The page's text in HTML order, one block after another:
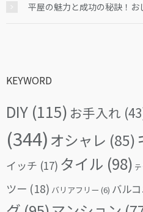
平屋の魅力と成功の秘訣！
KEYWORD
DIY (115) お手入れ
(344) オシャレ (85)
イッチ (17) タイル (98)
ツー (18) バリアフリー (6) バル